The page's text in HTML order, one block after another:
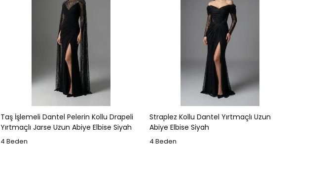
Taş İşlemeli Dantel Pelerin Kollu Drapeli
Yırtmaçlı Jarse Uzun Abiye Elbise Siyah
4 Beden
Straplez Kollu Dantel Yırtmaçlı Uzun
Abiye Elbise Siyah
4 Beden